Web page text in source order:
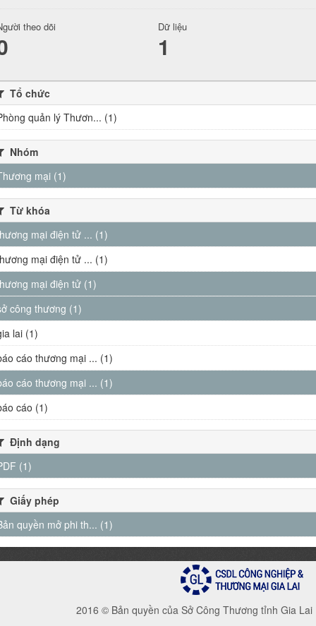
theo dõi Dữ liệu
1
Tổ chức
quản lý Thươn... (1)
Nhóm
mại (1)
Từ khóa
mại điện tử ... (1)
mại điện tử ... (1)
mại điện tử (1)
công thương (1)
lai (1)
cáo thương mại ... (1)
cáo thương mại ... (1)
cáo (1)
Định dạng
(1)
Giấy phép
quyền mở phi th... (1)
2016 © Bản quyền của Sở Công Thương tỉnh Gia Lai